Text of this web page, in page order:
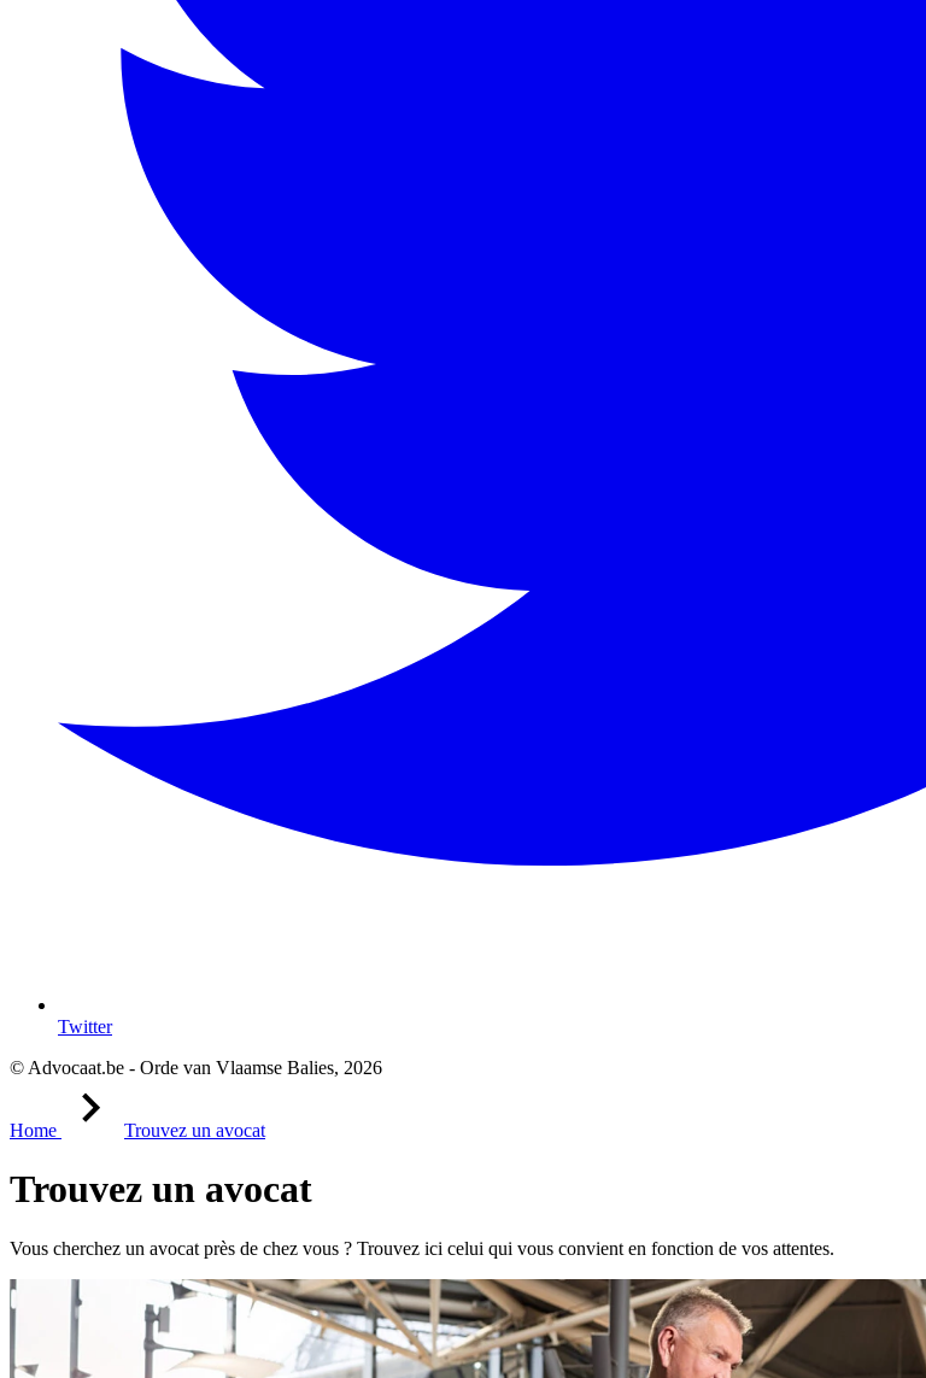
Twitter
© Advocaat.be - Orde van Vlaamse Balies, 2026
Home Trouvez un avocat
Trouvez un avocat
Vous cherchez un avocat près de chez vous ? Trouvez ici celui qui vous convient en fonction de vos attentes.